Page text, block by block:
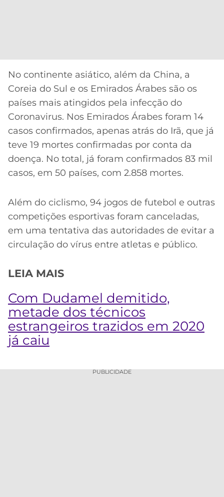
No continente asiático, além da China, a
Coreia do Sul e os Emirados Árabes são os
países mais atingidos pela infecção do
Coronavirus. Nos Emirados Árabes foram 14
casos confirmados, apenas atrás do Irã, que já
teve 19 mortes confirmadas por conta da
doença. No total, já foram confirmados 83 mil
casos, em 50 países, com 2.858 mortes.
Além do ciclismo, 94 jogos de futebol e outras
competições esportivas foram canceladas,
em uma tentativa das autoridades de evitar a
circulação do vírus entre atletas e público.
LEIA MAIS
Com Dudamel demitido,
metade dos técnicos
estrangeiros trazidos em 2020
já caiu
PUBLICIDADE